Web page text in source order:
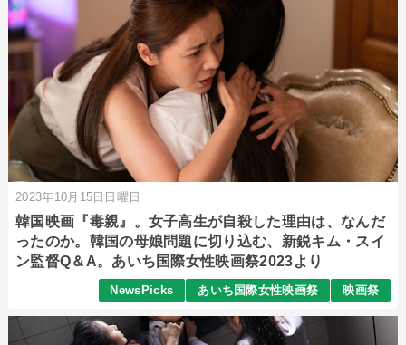
2023年10月15日日曜日
韓国映画『毒親』。女子高生が自殺した理由は、なんだ
ったのか。韓国の母娘問題に切り込む、新鋭キム・スイ
ン監督Q＆A。あいち国際女性映画祭2023より
NewsPicks あいち国際女性映画祭 映画祭